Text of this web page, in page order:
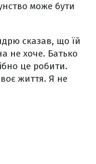
може бути
сказав, що їй
не хоче. Батько
це робити.
життя. Я не